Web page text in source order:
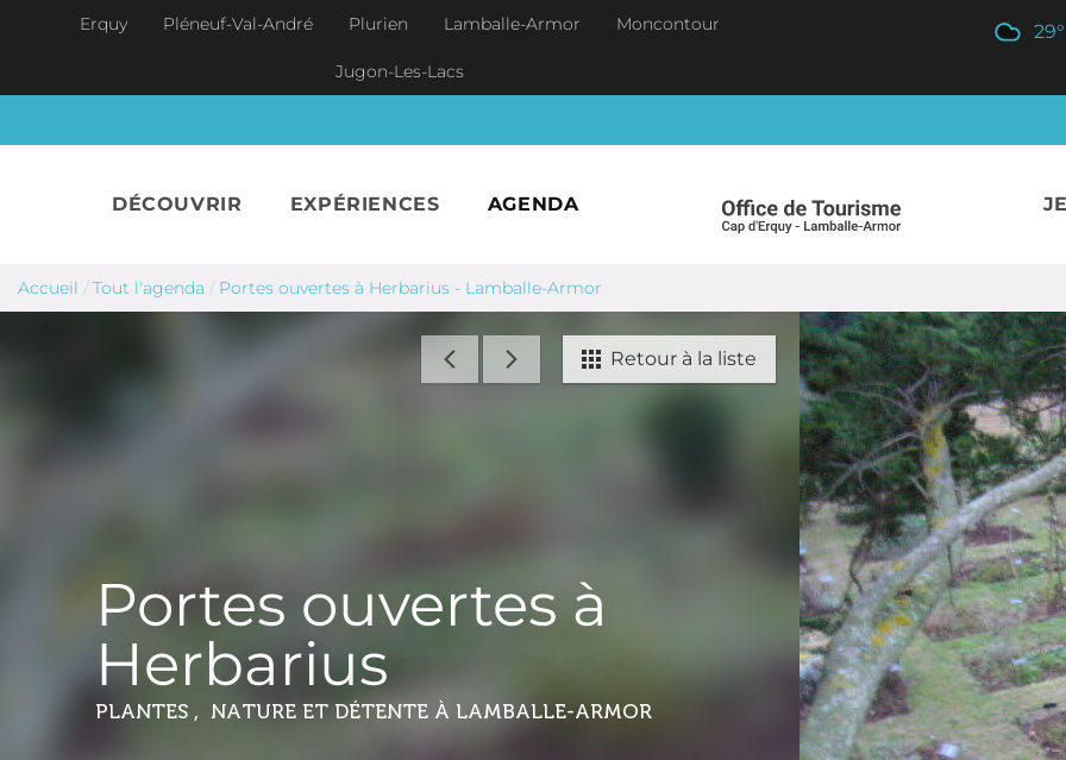
Aller au contenu principal
Erquy Pléneuf-Val-André Plurien Lamballe-Armor Moncontour
Jugon-Les-Lacs
29°
DÉCOUVRIR EXPÉRIENCES AGENDA
Accueil / Tout l'agenda / Portes ouvertes à Herbarius - Lamballe-Armor
Retour à la liste
Portes ouvertes à
Herbarius
PLANTES , NATURE ET DÉTENTE À LAMBALLE-ARMOR